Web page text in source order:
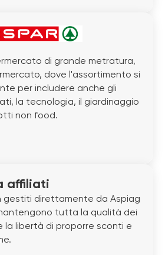
di grande metratura,
dove l'assortimento si
per includere anche gli
la tecnologia, il giardinaggio
non food.
affiliati
gestiti direttamente da Aspiag
tutta la qualità dei
la libertà di proporre sconti e